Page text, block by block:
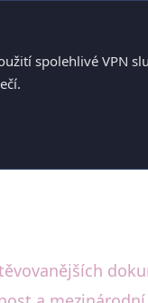
spolehlivé VPN